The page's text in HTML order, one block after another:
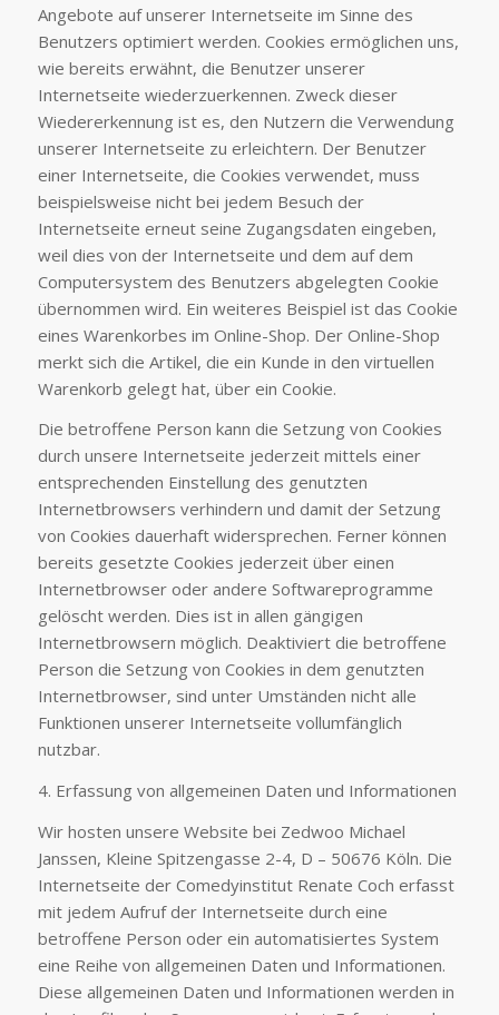
Angebote auf unserer Internetseite im Sinne des
Benutzers optimiert werden. Cookies ermöglichen uns,
wie bereits erwähnt, die Benutzer unserer
Internetseite wiederzuerkennen. Zweck dieser
Wiedererkennung ist es, den Nutzern die Verwendung
unserer Internetseite zu erleichtern. Der Benutzer
einer Internetseite, die Cookies verwendet, muss
beispielsweise nicht bei jedem Besuch der
Internetseite erneut seine Zugangsdaten eingeben,
weil dies von der Internetseite und dem auf dem
Computersystem des Benutzers abgelegten Cookie
übernommen wird. Ein weiteres Beispiel ist das Cookie
eines Warenkorbes im Online-Shop. Der Online-Shop
merkt sich die Artikel, die ein Kunde in den virtuellen
Warenkorb gelegt hat, über ein Cookie.
Die betroffene Person kann die Setzung von Cookies
durch unsere Internetseite jederzeit mittels einer
entsprechenden Einstellung des genutzten
Internetbrowsers verhindern und damit der Setzung
von Cookies dauerhaft widersprechen. Ferner können
bereits gesetzte Cookies jederzeit über einen
Internetbrowser oder andere Softwareprogramme
gelöscht werden. Dies ist in allen gängigen
Internetbrowsern möglich. Deaktiviert die betroffene
Person die Setzung von Cookies in dem genutzten
Internetbrowser, sind unter Umständen nicht alle
Funktionen unserer Internetseite vollumfänglich
nutzbar.
4. Erfassung von allgemeinen Daten und Informationen
Wir hosten unsere Website bei Zedwoo Michael
Janssen, Kleine Spitzengasse 2-4, D – 50676 Köln. Die
Internetseite der Comedyinstitut Renate Coch erfasst
mit jedem Aufruf der Internetseite durch eine
betroffene Person oder ein automatisiertes System
eine Reihe von allgemeinen Daten und Informationen.
Diese allgemeinen Daten und Informationen werden in